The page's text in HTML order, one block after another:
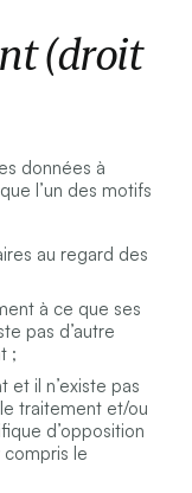
(droit
données à
l’un des motifs
au regard des
à ce que ses
pas d’autre
;
et il n’existe pas
traitement et/ou
d’opposition
le